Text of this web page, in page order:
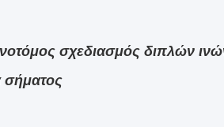
σχεδιασμός διπλών
σήματος